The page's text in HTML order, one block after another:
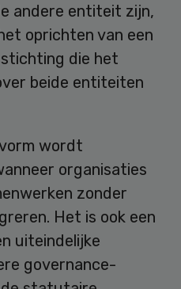
andere entiteit zijn,
oprichten van een
die het
beide entiteiten
wordt
organisaties
zonder
Het is ook een
uiteindelijke
governance-